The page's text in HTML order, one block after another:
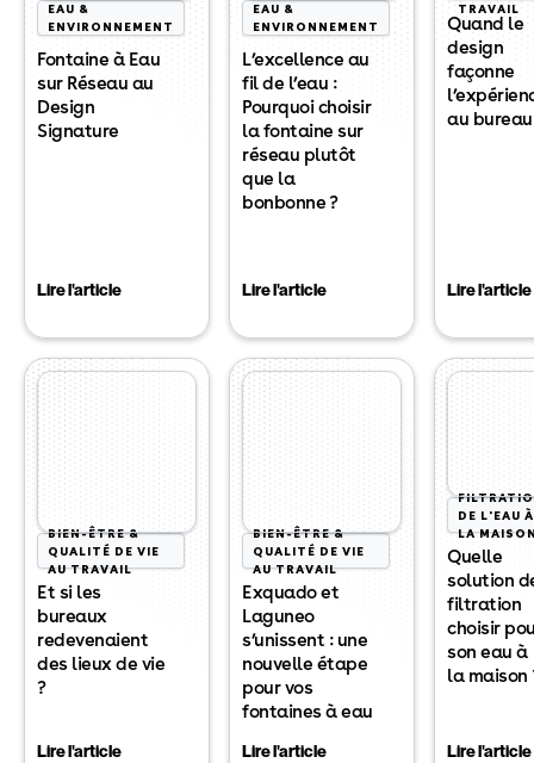
EAU &
ENVIRONNEMENT
Fontaine à Eau
sur Réseau au
Design
Signature
Lire l'article
EAU &
ENVIRONNEMENT
L’excellence au
fil de l’eau :
Pourquoi choisir
la fontaine sur
réseau plutôt
que la
bonbonne ?
Lire l'article
TRAVAIL
Quand le
design
façonne
au bureau
Lire l'article
BIEN-ÊTRE &
QUALITÉ DE VIE
AU TRAVAIL
Et si les
bureaux
redevenaient
des lieux de vie
?
Lire l'article
BIEN-ÊTRE &
QUALITÉ DE VIE
AU TRAVAIL
Exquado et
Laguneo
s’unissent : une
nouvelle étape
pour vos
fontaines à eau
Lire l'article
DE L'EAU À
LA
Quelle
solution
filtration
choisir
son eau à
la maison
Lire l'article